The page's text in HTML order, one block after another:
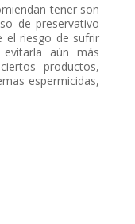
tener son
de preservativo
el riesgo de sufrir
aún más
productos,
espermicidas,